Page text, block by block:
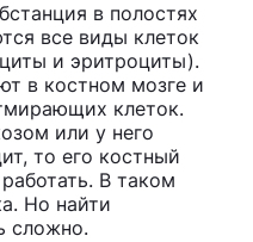
в полостях
все виды клеток
и эритроциты).
в костном мозге и
клеток.
или у него
то его костный
В таком
Но найти
сложно.